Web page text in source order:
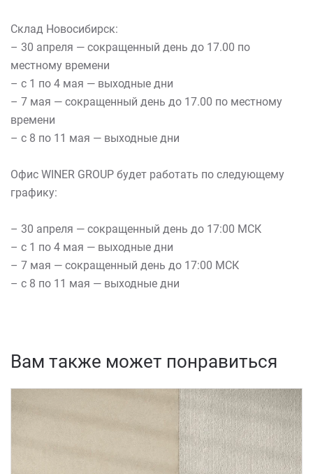
Склад Новосибирск:
– 30 апреля — сокращенный день до 17.00 по
местному времени
– с 1 по 4 мая — выходные дни
– 7 мая — сокращенный день до 17.00 по местному
времени
– с 8 по 11 мая — выходные дни
Офис WINER GROUP будет работать по следующему
графику:
– 30 апреля — сокращенный день до 17:00 МСК
– с 1 по 4 мая — выходные дни
– 7 мая — сокращенный день до 17:00 МСК
– с 8 по 11 мая — выходные дни
Вам также может понравиться